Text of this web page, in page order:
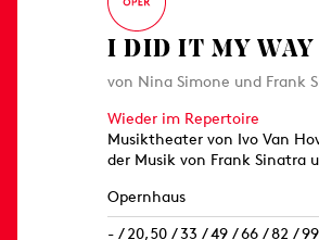
I DID IT MY WAY
von Nina Simone und Frank
Wieder im Repertoire
Musiktheater von Ivo Van
der Musik von Frank Sinatra
Opernhaus
- / 20,50 / 33 / 49 / 66 / 82 /